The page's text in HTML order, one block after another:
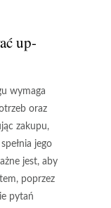
up-
wymaga
oraz
zakupu,
jego
jest, aby
poprzez
pytań